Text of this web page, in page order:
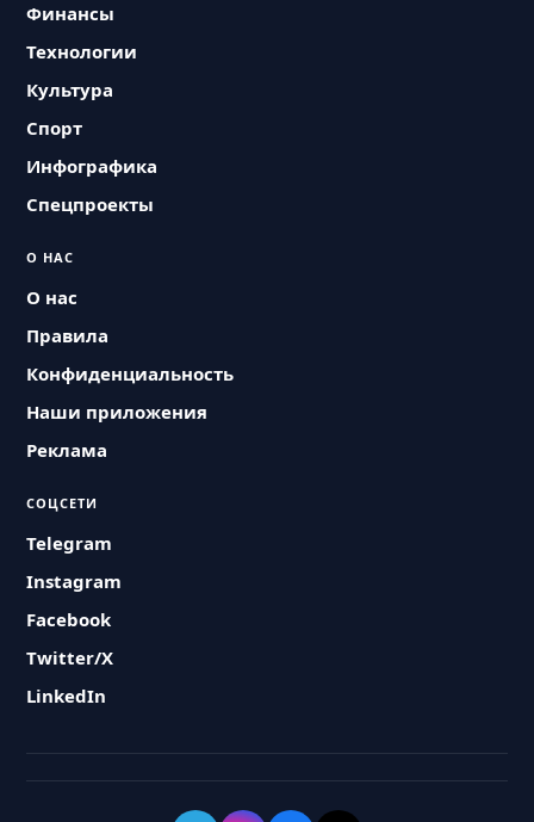
Финансы
Технологии
Культура
Спорт
Инфографика
Спецпроекты
О НАС
О нас
Правила
Конфиденциальность
Наши приложения
Реклама
СОЦСЕТИ
Telegram
Instagram
Facebook
Twitter/X
LinkedIn